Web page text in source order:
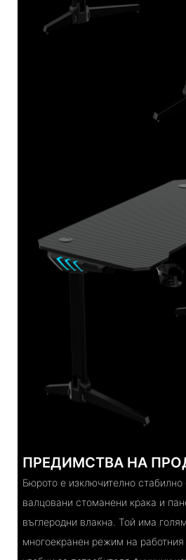
ПРЕДИМСТВА НА
Бюрото е изключително стабилно
валцовани стоманени крака и
въглеродни влакна. Той има
многоекранен режим на